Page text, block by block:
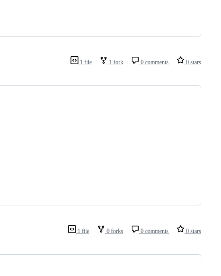
1 file 1 fork 0 comments 0 stars
1 file 0 forks 0 comments 0 stars